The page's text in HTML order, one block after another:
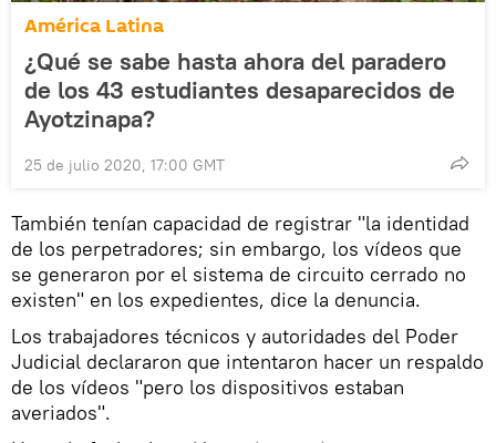
América Latina
¿Qué se sabe hasta ahora del paradero
de los 43 estudiantes desaparecidos de
Ayotzinapa?
25 de julio 2020, 17:00 GMT
También tenían capacidad de registrar "la identidad
de los perpetradores; sin embargo, los vídeos que
se generaron por el sistema de circuito cerrado no
existen" en los expedientes, dice la denuncia.
Los trabajadores técnicos y autoridades del Poder
Judicial declararon que intentaron hacer un respaldo
de los vídeos "pero los dispositivos estaban
averiados".